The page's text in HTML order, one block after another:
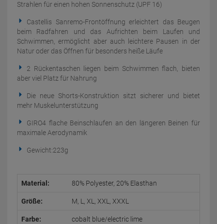
Strahlen für einen hohen Sonnenschutz (UPF 16)
Castellis Sanremo-Frontöffnung erleichtert das Beugen
beim Radfahren und das Aufrichten beim Laufen und
Schwimmen, ermöglicht aber auch leichtere Pausen in der
Natur oder das Öffnen für besonders heiße Läufe
2 Rückentaschen liegen beim Schwimmen flach, bieten
aber viel Platz für Nahrung
Die neue Shorts-Konstruktion sitzt sicherer und bietet
mehr Muskelunterstützung
GIRO4 flache Beinschlaufen an den längeren Beinen für
maximale Aerodynamik
Gewicht:223g
Material: 80% Polyester, 20% Elasthan
Größe: M, L, XL, XXL, XXXL
Farbe: cobalt blue/electric lime